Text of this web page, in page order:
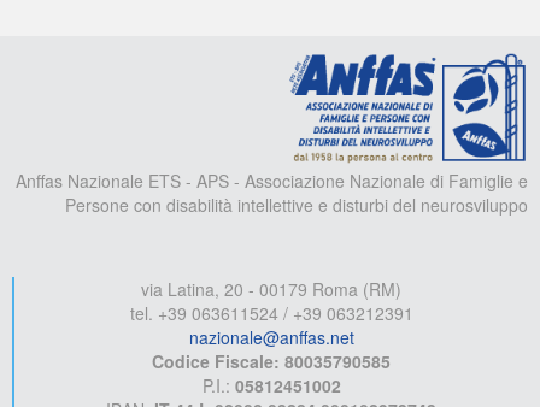
Anffas Nazionale ETS - APS - Associazione Nazionale di Famiglie e
Persone con disabilità intellettive e disturbi del neurosviluppo
via Latina, 20 - 00179 Roma (RM)
tel. +39 063611524 / +39 063212391
nazionale@anffas.net
Codice Fiscale: 80035790585
P.I.: 05812451002